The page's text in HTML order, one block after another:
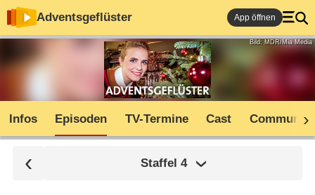
Adventsgeflüster App öffnen
Bild: MDR/Mia Media
Infos Episoden TV-Termine Cast Community
Staffel 4